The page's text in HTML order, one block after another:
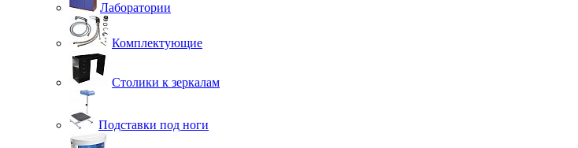
Лаборатории
Комплектующие
Столики к зеркалам
Подставки под ноги